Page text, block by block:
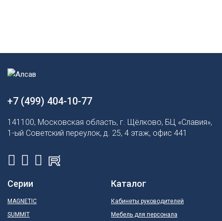
+7 (499) 404-10-77
141100, Московская область, г. Щёлково, БЦ «Славия»,
1-ый Советский переулок, д. 25, 4 этаж, офис 441
Серии
MAGNETIC
SUMMIT
Каталог
Кабинеты руководителей
Мебель для персонала